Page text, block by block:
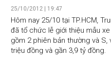
tỷ đồng
25/10/2012 | 19:47
Hôm nay 25/10 tại TP.HCM,
đã tổ chức lễ giới thiệu mẫu
gồm 2 phiên bản thường và S,
triệu đồng và gần 3,9 tỷ đồng.